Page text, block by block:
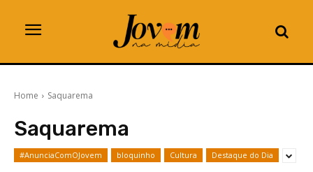
Home Saquarema
Saquarema
#AnunciaComOJovem bloquinho Cultura Destaque do Dia